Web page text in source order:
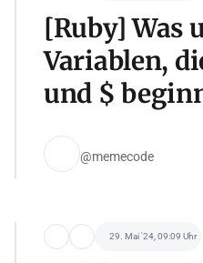
[Ruby] Was
Variablen,
und $
@memecode
29. Mai '24, 09:09 Uhr